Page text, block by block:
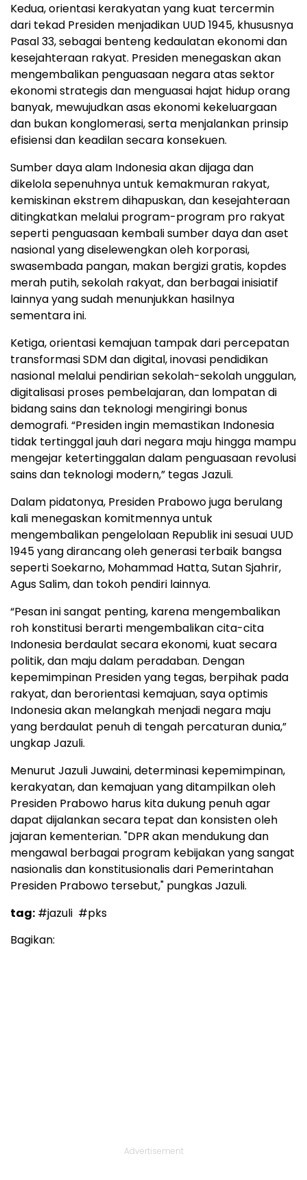
Kedua, orientasi kerakyatan yang kuat tercermin
dari tekad Presiden menjadikan UUD 1945, khususnya
Pasal 33, sebagai benteng kedaulatan ekonomi dan
kesejahteraan rakyat. Presiden menegaskan akan
mengembalikan penguasaan negara atas sektor
ekonomi strategis dan menguasai hajat hidup orang
banyak, mewujudkan asas ekonomi kekeluargaan
dan bukan konglomerasi, serta menjalankan prinsip
efisiensi dan keadilan secara konsekuen.
Sumber daya alam Indonesia akan dijaga dan
dikelola sepenuhnya untuk kemakmuran rakyat,
kemiskinan ekstrem dihapuskan, dan kesejahteraan
ditingkatkan melalui program-program pro rakyat
seperti penguasaan kembali sumber daya dan aset
nasional yang diselewengkan oleh korporasi,
swasembada pangan, makan bergizi gratis, kopdes
merah putih, sekolah rakyat, dan berbagai inisiatif
lainnya yang sudah menunjukkan hasilnya
sementara ini.
Ketiga, orientasi kemajuan tampak dari percepatan
transformasi SDM dan digital, inovasi pendidikan
nasional melalui pendirian sekolah-sekolah unggulan,
digitalisasi proses pembelajaran, dan lompatan di
bidang sains dan teknologi mengiringi bonus
demografi. “Presiden ingin memastikan Indonesia
tidak tertinggal jauh dari negara maju hingga mampu
mengejar ketertinggalan dalam penguasaan revolusi
sains dan teknologi modern,” tegas Jazuli.
Dalam pidatonya, Presiden Prabowo juga berulang
kali menegaskan komitmennya untuk
mengembalikan pengelolaan Republik ini sesuai UUD
1945 yang dirancang oleh generasi terbaik bangsa
seperti Soekarno, Mohammad Hatta, Sutan Sjahrir,
Agus Salim, dan tokoh pendiri lainnya.
“Pesan ini sangat penting, karena mengembalikan
roh konstitusi berarti mengembalikan cita-cita
Indonesia berdaulat secara ekonomi, kuat secara
politik, dan maju dalam peradaban. Dengan
kepemimpinan Presiden yang tegas, berpihak pada
rakyat, dan berorientasi kemajuan, saya optimis
Indonesia akan melangkah menjadi negara maju
yang berdaulat penuh di tengah percaturan dunia,”
ungkap Jazuli.
Menurut Jazuli Juwaini, determinasi kepemimpinan,
kerakyatan, dan kemajuan yang ditampilkan oleh
Presiden Prabowo harus kita dukung penuh agar
dapat dijalankan secara tepat dan konsisten oleh
jajaran kementerian. "DPR akan mendukung dan
mengawal berbagai program kebijakan yang sangat
nasionalis dan konstitusionalis dari Pemerintahan
Presiden Prabowo tersebut," pungkas Jazuli.
tag: #jazuli #pks
Bagikan:
Advertisement